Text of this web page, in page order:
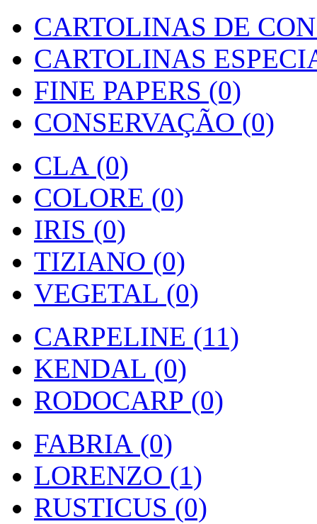
CARTOLINAS DE
CARTOLINAS
FINE PAPERS (0)
CONSERVAÇÃO (0)
CLA (0)
COLORE (0)
IRIS (0)
TIZIANO (0)
VEGETAL (0)
CARPELINE (11)
KENDAL (0)
RODOCARP (0)
FABRIA (0)
LORENZO (1)
RUSTICUS (0)